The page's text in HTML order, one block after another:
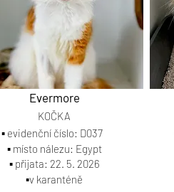
Evermore
▪️ evidenční číslo: D037
▪️ místo nálezu: Egypt
▪️ přijata: 22. 5. 2026
▪️v karanténě
KOČKA